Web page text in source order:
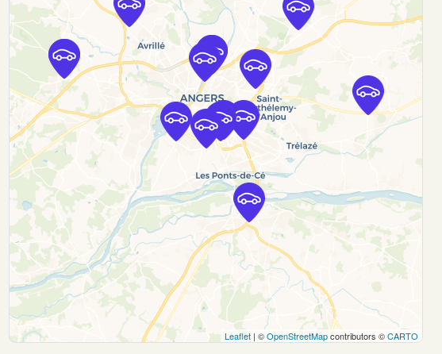
Leaflet | ©OpenStreetMapcontributors ©CARTO